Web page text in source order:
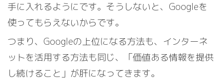
手に入れるようにです。そうしないと、Googleを
使ってもらえないからです。
つまり、Googleの上位になる方法も、インターネ
ットを活用する方法も同じ、「価値ある情報を提供
し続けること」が肝になってきます。